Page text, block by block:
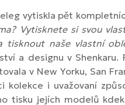
vytiskla pět
Vytisknete si svou
tisknout naše vlastní
a designu v
v New Yorku, San
kolekce i uvažovaní
tisku jejích modelů